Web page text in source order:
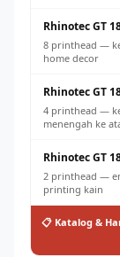
Rhinotec GT
8 printhead —
home decor
Rhinotec GT
4 printhead —
menengah ke
Rhinotec GT
2 printhead —
printing kain
📋 Katalog &